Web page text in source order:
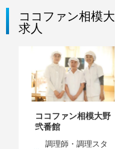
ココファン相模
求人
ココファン相模大野
弐番館
調理師・調理スタ